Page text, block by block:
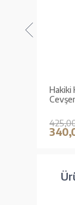
Hakiki